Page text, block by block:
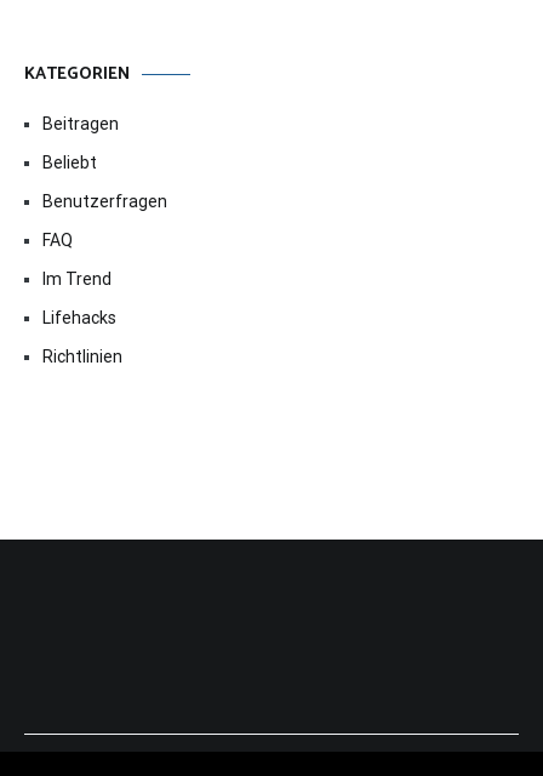
KATEGORIEN
Beitragen
Beliebt
Benutzerfragen
FAQ
Im Trend
Lifehacks
Richtlinien